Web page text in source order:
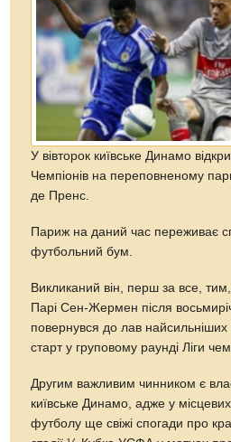
У вівторок київське Динамо
Чемпіонів на переповненому
де Пренс.
Париж на даний час переживає
футбольний бум.
Викликаний він, перш за все,
Парі Сен-Жермен після
повернувся до лав найсильніших
старт у груповому раунді Ліги
Другим важливим чинником є
київське Динамо, адже у
футболу ще свіжі спогади про